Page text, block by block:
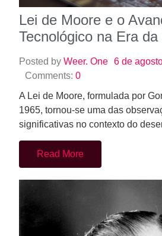
Lei de Moore e o
Tecnológico na Era
Posted by Weer. One 6 de
Comments: 0
A Lei de Moore, formulada por
1965, tornou-se uma das
significativas no contexto do
Read More